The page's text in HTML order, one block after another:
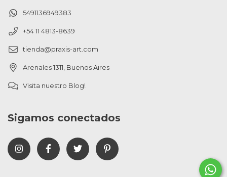
5491136949383
+54 11 4813-8639
tienda@praxis-art.com
Arenales 1311, Buenos Aires
Visita nuestro Blog!
Sigamos conectados